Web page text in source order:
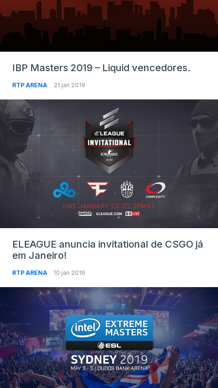
IBP Masters 2019 – Liquid vencedores.
RTP ARENA 21 jan 2019
ELEAGUE anuncia invitational de CSGO já
em Janeiro!
RTP ARENA 10 jan 2019